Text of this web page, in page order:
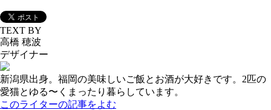
TEXT BY
高橋 穂波
デザイナー
新潟県出身。福岡の美味しいご飯とお酒が大好きです。2匹の
愛猫とゆる〜くまったり暮らしています。
このライターの記事をよむ